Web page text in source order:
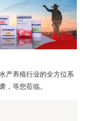
产养殖行业的全方位系
，等您莅临。